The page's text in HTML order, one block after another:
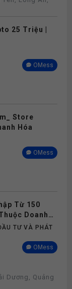
25 Triệu |
OMess
Store
Hóa
OMess
Từ 150
Doanh
TƯ VÀ PHÁT
OMess
Dương, Quảng